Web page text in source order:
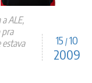
15 /10
2009
ALE,
pra
estava